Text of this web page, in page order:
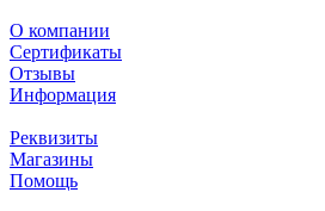
О компании
Сертификаты
Отзывы
Информация
Реквизиты
Магазины
Помощь